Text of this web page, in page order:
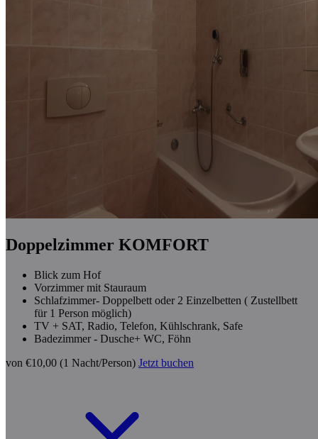
Doppelzimmer KOMFORT
Blick zum Hof
Vorzimmer mit Stauraum
Schlafzimmer- Doppelbett oder 2 Einzelbetten ( Zustellbett
für 1 Person möglich)
TV + SAT, Radio, Telefon, Kühlschrank, Safe
Badezimmer - Dusche+ WC, Föhn
von €10,00 (1 Nacht/Person) Jetzt buchen